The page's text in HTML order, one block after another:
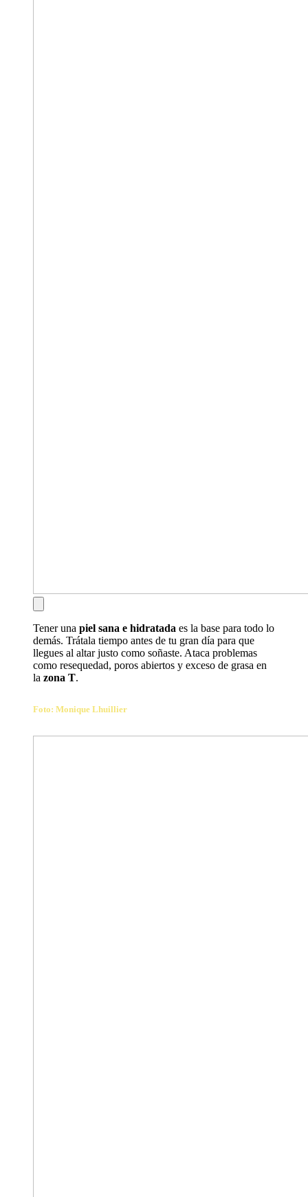
Tener una piel sana e hidratada es la base para todo lo
demás. Trátala tiempo antes de tu gran día para que
llegues al altar justo como soñaste. Ataca problemas
como resequedad, poros abiertos y exceso de grasa en
la zona T.
Foto: Monique Lhuillier